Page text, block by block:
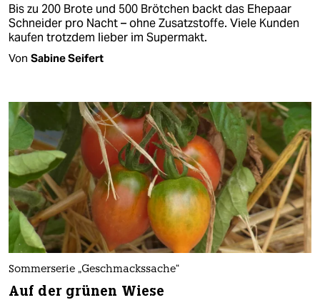
Bis zu 200 Brote und 500 Brötchen backt das Ehepaar
Schneider pro Nacht – ohne Zusatzstoffe. Viele Kunden
kaufen trotzdem lieber im Supermakt.
Von Sabine Seifert
Sommerserie „Geschmackssache“
Auf der grünen Wiese